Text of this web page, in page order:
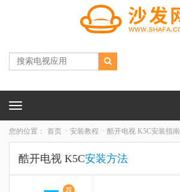
Toggle
您的位置： 首页 安装教程 酷开电视 K5C安装指南
酷开电视 K5C安装方法
荐